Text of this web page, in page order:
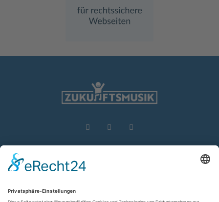
(in Gründung)
c/o Herrn Bernard Lay
info@zukunftsmusik-ev.de